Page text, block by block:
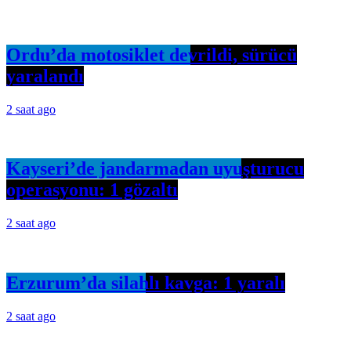
Ordu’da motosiklet devrildi, sürücü
yaralandı
2 saat ago
Kayseri’de jandarmadan uyuşturucu
operasyonu: 1 gözaltı
2 saat ago
Erzurum’da silahlı kavga: 1 yaralı
2 saat ago